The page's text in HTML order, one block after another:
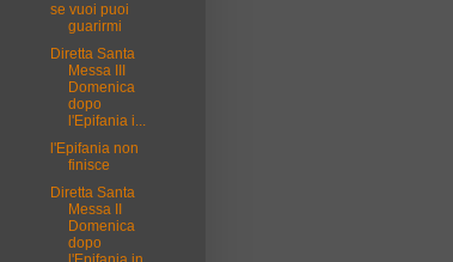
se vuoi puoi
guarirmi
Diretta Santa
Messa III
Domenica
dopo
l'Epifania i...
l'Epifania non
finisce
Diretta Santa
Messa II
Domenica
dopo